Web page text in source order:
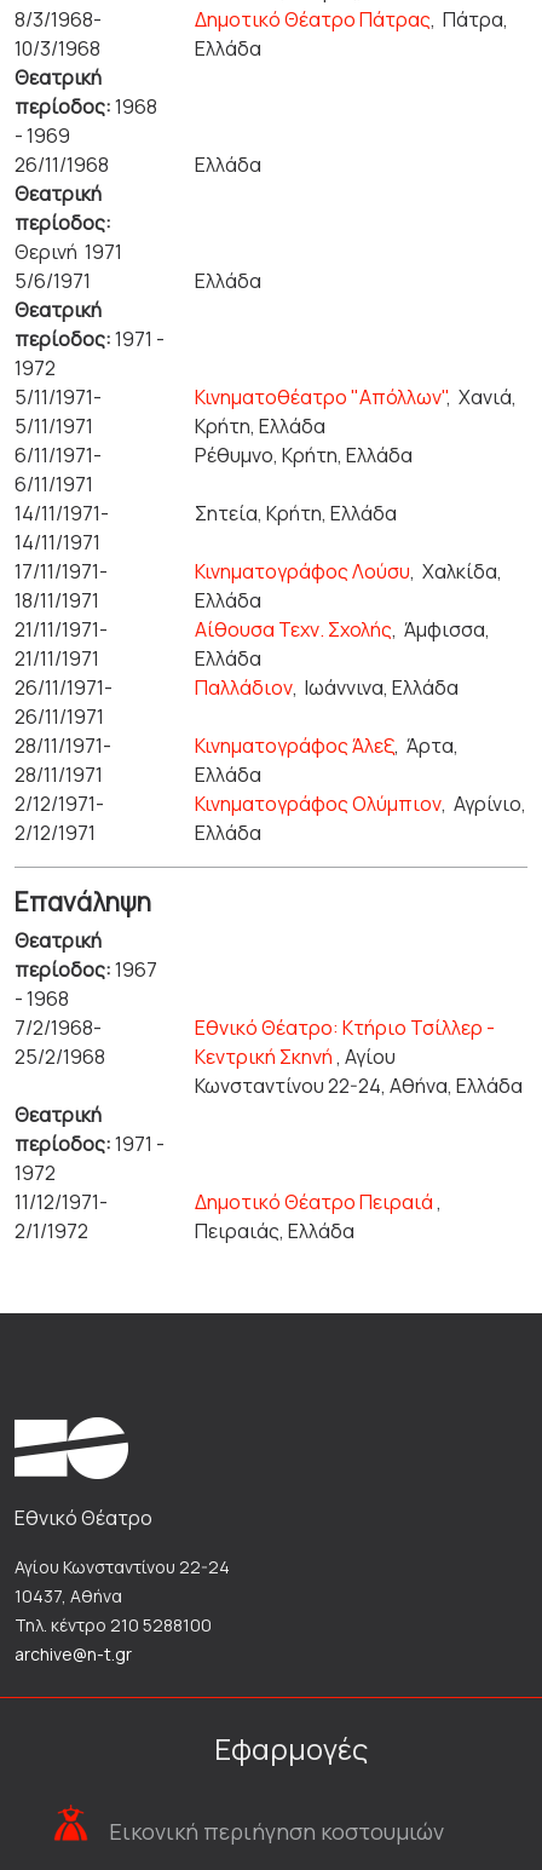
8/3/1968-
10/3/1968
Δημοτικό Θέατρο Πάτρας,Πάτρα,
Ελλάδα
Θεατρική
περίοδος:1968
- 1969
26/11/1968
Ελλάδα
Θεατρική
περίοδος:
Θερινή 1971
5/6/1971
Ελλάδα
Θεατρική
περίοδος:1971 -
1972
5/11/1971-
5/11/1971
Κινηματοθέατρο "Απόλλων",Χανιά,
Κρήτη, Ελλάδα
6/11/1971-
6/11/1971
Ρέθυμνο, Κρήτη, Ελλάδα
14/11/1971-
14/11/1971
Σητεία, Κρήτη, Ελλάδα
17/11/1971-
18/11/1971
Κινηματογράφος Λούσυ,Χαλκίδα,
Ελλάδα
21/11/1971-
21/11/1971
Αίθουσα Τεχν. Σχολής,Άμφισσα,
Ελλάδα
26/11/1971-
26/11/1971
Παλλάδιον,Ιωάννινα, Ελλάδα
28/11/1971-
28/11/1971
Κινηματογράφος Άλεξ,Άρτα,
Ελλάδα
2/12/1971-
2/12/1971
Κινηματογράφος Ολύμπιον,Αγρίνιο,
Ελλάδα
Επανάληψη
Θεατρική
περίοδος:1967
- 1968
7/2/1968-
25/2/1968
Εθνικό Θέατρο: Κτήριο Τσίλλερ -
Κεντρική Σκηνή, Αγίου
Κωνσταντίνου 22-24, Αθήνα, Ελλάδα
Θεατρική
περίοδος:1971 -
1972
11/12/1971-
2/1/1972
Δημοτικό Θέατρο Πειραιά,
Πειραιάς, Ελλάδα
Εθνικό Θέατρο
Αγίου Κωνσταντίνου 22-24
10437, Αθήνα
Τηλ. κέντρο 210 5288100
archive@n-t.gr
Εφαρμογές
Εικονική περιήγηση κοστουμιών